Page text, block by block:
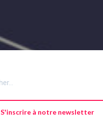
S'inscrire à notre newsletter